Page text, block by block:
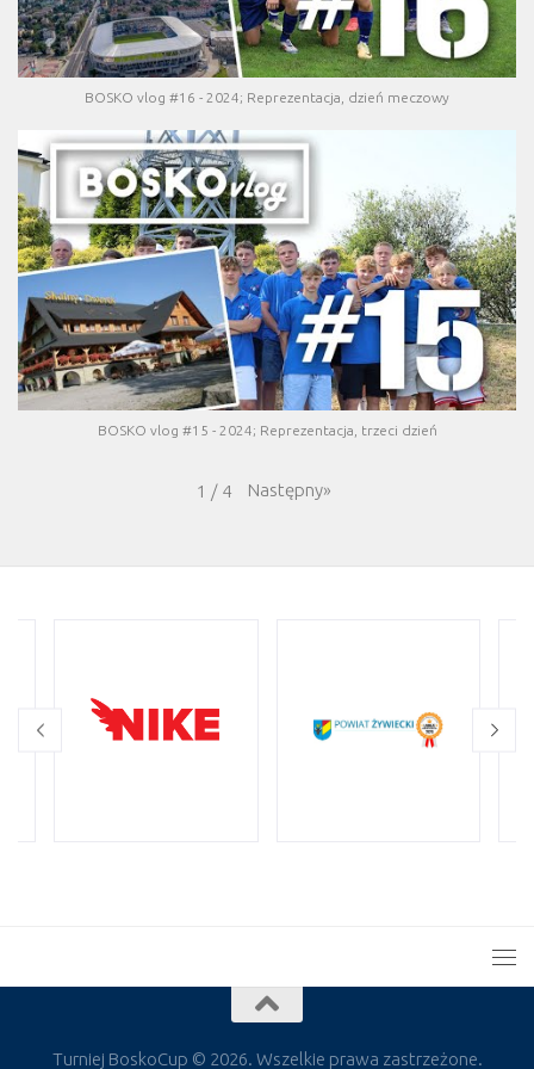
BOSKO vlog #16 - 2024; Reprezentacja, dzień meczowy
BOSKO vlog #15 - 2024; Reprezentacja, trzeci dzień
1 / 4 Następny»
Turniej BoskoCup © 2026. Wszelkie prawa zastrzeżone.